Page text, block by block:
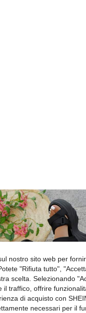
nostro sito web per
"Rifiuta tutto",
scelta. Selezionando
il traffico, offrire
di acquisto con
necessari per il